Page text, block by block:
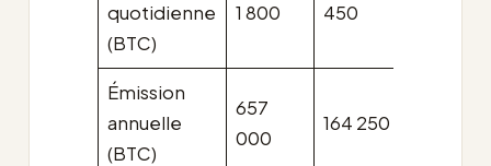
quotidienne
(BTC)
1 800 450
Émission
annuelle
(BTC)
657
000
164 250